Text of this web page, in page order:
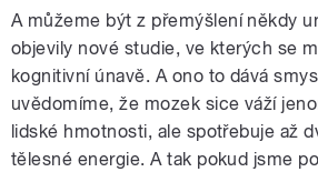
A můžeme být z přemýšlení někdy
objevily nové studie, ve kterých se
kognitivní únavě. A ono to dává
uvědomíme, že mozek sice váží
lidské hmotnosti, ale spotřebuje až
tělesné energie. A tak pokud jsme